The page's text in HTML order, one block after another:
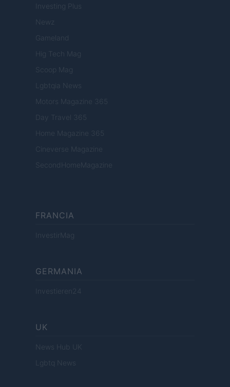
Investing Plus
Newz
Gameland
Hig Tech Mag
Scoop Mag
Lgbtqia News
Motors Magazine 365
Day Travel 365
Home Magazine 365
Cineverse Magazine
SecondHomeMagazine
FRANCIA
InvestirMag
GERMANIA
Investieren24
UK
News Hub UK
Lgbtq News